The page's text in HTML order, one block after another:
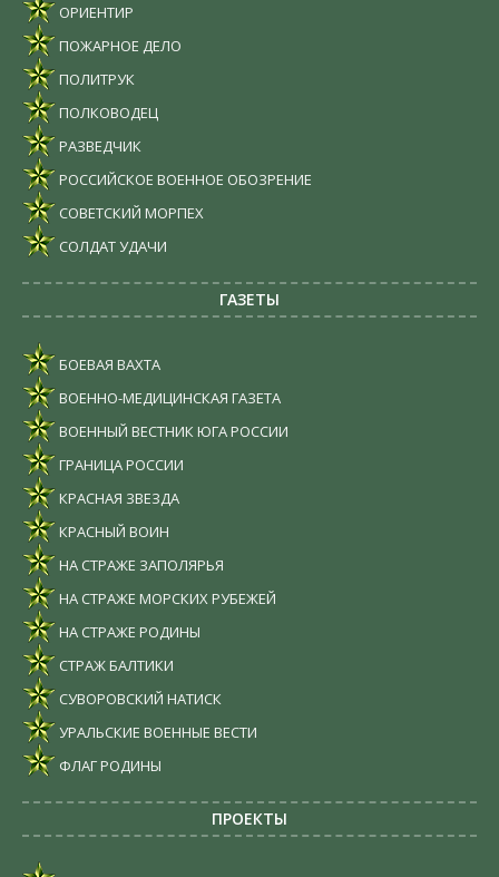
ОРИЕНТИР
ПОЖАРНОЕ ДЕЛО
ПОЛИТРУК
ПОЛКОВОДЕЦ
РАЗВЕДЧИК
РОССИЙСКОЕ ВОЕННОЕ ОБОЗРЕНИЕ
СОВЕТСКИЙ МОРПЕХ
СОЛДАТ УДАЧИ
ГАЗЕТЫ
БОЕВАЯ ВАХТА
ВОЕННО-МЕДИЦИНСКАЯ ГАЗЕТА
ВОЕННЫЙ ВЕСТНИК ЮГА РОССИИ
ГРАНИЦА РОССИИ
КРАСНАЯ ЗВЕЗДА
КРАСНЫЙ ВОИН
НА СТРАЖЕ ЗАПОЛЯРЬЯ
НА СТРАЖЕ МОРСКИХ РУБЕЖЕЙ
НА СТРАЖЕ РОДИНЫ
СТРАЖ БАЛТИКИ
СУВОРОВСКИЙ НАТИСК
УРАЛЬСКИЕ ВОЕННЫЕ ВЕСТИ
ФЛАГ РОДИНЫ
ПРОЕКТЫ